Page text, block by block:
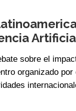
sobre el
organizado por